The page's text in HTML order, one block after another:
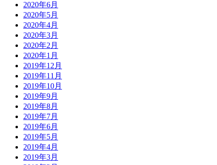
2020年6月
2020年5月
2020年4月
2020年3月
2020年2月
2020年1月
2019年12月
2019年11月
2019年10月
2019年9月
2019年8月
2019年7月
2019年6月
2019年5月
2019年4月
2019年3月